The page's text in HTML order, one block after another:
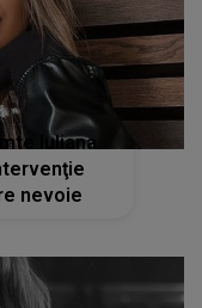
Iuliana
nevoie